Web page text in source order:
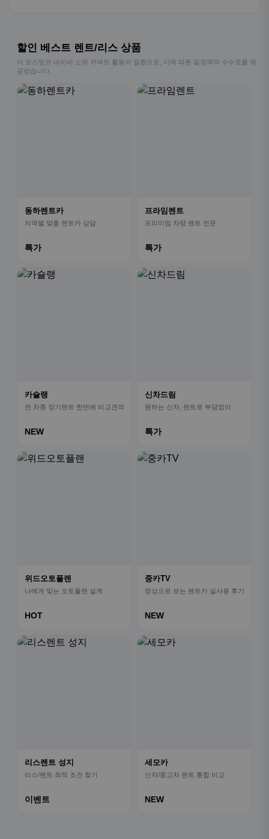
할인 베스트 렌트/리스 상품
이 포스팅은 네이버 쇼핑 커넥트 활동의 일환으로, 이에 따른 일정액의 수수료를 제
공받습니다.
동하렌트카
지역별 맞춤 렌트카 상담
특가
프라임렌트
프리미엄 차량 렌트 전문
특가
카슐랭
전 차종 장기렌트 한번에 비교견적
NEW
신차드림
원하는 신차, 렌트로 부담없이
특가
위드오토플랜
나에게 맞는 오토플랜 설계
HOT
중카TV
영상으로 보는 렌트카 실사용 후기
NEW
리스렌트 성지
리스/렌트 최적 조건 찾기
이벤트
세모카
신차/중고차 렌트 통합 비교
NEW